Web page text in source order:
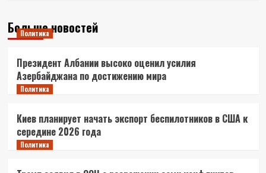
Больше новостей
Политика
Президент Албании высоко оценил усилия
Азербайджана по достижению мира
Политика
Киев планирует начать экспорт беспилотников в США к
середине 2026 года
Политика